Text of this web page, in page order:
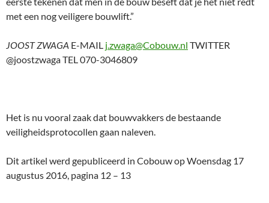
met een nog veiligere bouwlift.”
JOOST ZWAGA E-MAIL j.zwaga@Cobouw.nl TWITTER
@joostzwaga TEL 070-3046809
Het is nu vooral zaak dat bouwvakkers de bestaande
veiligheidsprotocollen gaan naleven.
Dit artikel werd gepubliceerd in Cobouw op Woensdag 17
augustus 2016, pagina 12 – 13